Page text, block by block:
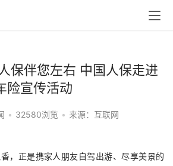
保伴您左右 中国人保走进
险宣传活动
• 32580浏览 • 来源：互联网
，正是携家人朋友自驾出游、尽享美景的